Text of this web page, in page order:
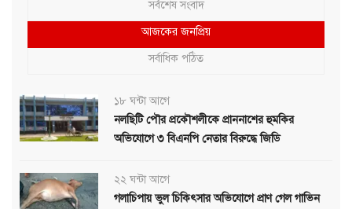
সর্বশেষ সংবাদ
আজকের জনপ্রিয়
সর্বাধিক পঠিত
১৮ ঘন্টা আগে
নলছিটি পৌর প্রকৌশলীকে প্রাননাশের হুমকির
অভিযোগে ৩ বিএনপি নেতার বিরুদ্ধে জিডি
২২ ঘন্টা আগে
গলাচিপায় ভুল চিকিৎসার অভিযোগে প্রাণ গেল গাভিন